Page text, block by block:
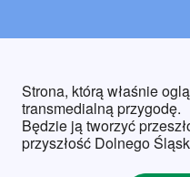
Strona, którą właśnie
transmedialną przygodę.
Będzie ją tworzyć
przyszłość Dolnego